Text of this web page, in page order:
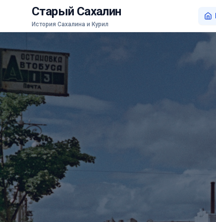
Старый Сахалин
История Сахалина и Курил